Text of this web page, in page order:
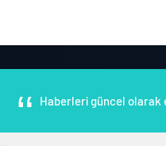
Haberleri güncel olarak